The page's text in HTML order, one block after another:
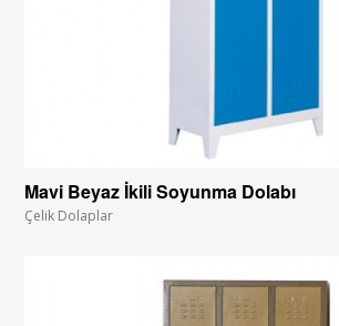
Mavi Beyaz İkili Soyunma Dolabı
Çelik Dolaplar